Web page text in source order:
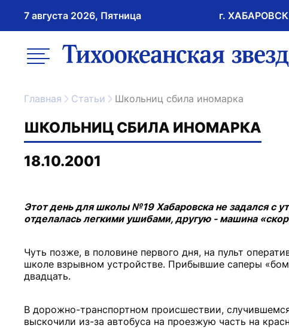
7 августа 2026, Пятница г. ХАБАРОВСК
меню ссылка на главную
Главная Статьи Школьниц сбила иномарка
ШКОЛЬНИЦ СБИЛА ИНОМАРКА
18.10.2001
Этот день для школы №19 Хабаровска не задался с
отделалась легкими ушибами, другую - машина
Чуть позже, в половине первого дня, на пульт
школе взрывном устройстве. Прибывшие саперы
двадцать.
В дорожно-транспортном происшествии,
выскочили из-за автобуса на проезжую часть на